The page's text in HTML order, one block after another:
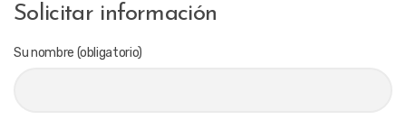
Solicitar información
Su nombre (obligatorio)